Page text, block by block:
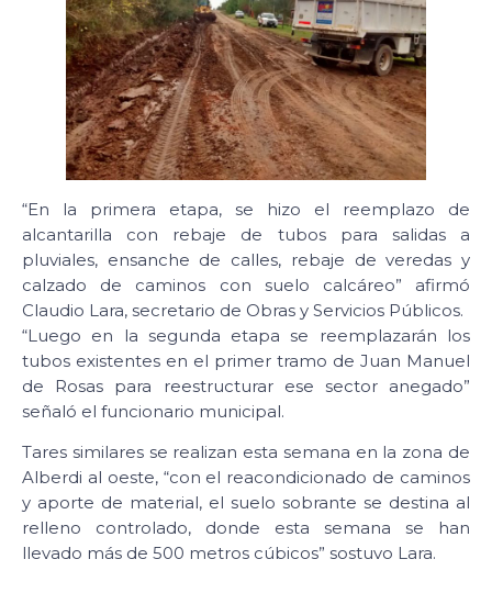
“En la primera etapa, se hizo el reemplazo de
alcantarilla con rebaje de tubos para salidas a
pluviales, ensanche de calles, rebaje de veredas y
calzado de caminos con suelo calcáreo” afirmó
Claudio Lara, secretario de Obras y Servicios Públicos.
“Luego en la segunda etapa se reemplazarán los
tubos existentes en el primer tramo de Juan Manuel
de Rosas para reestructurar ese sector anegado”
señaló el funcionario municipal.
Tares similares se realizan esta semana en la zona de
Alberdi al oeste, “con el reacondicionado de caminos
y aporte de material, el suelo sobrante se destina al
relleno controlado, donde esta semana se han
llevado más de 500 metros cúbicos” sostuvo Lara.